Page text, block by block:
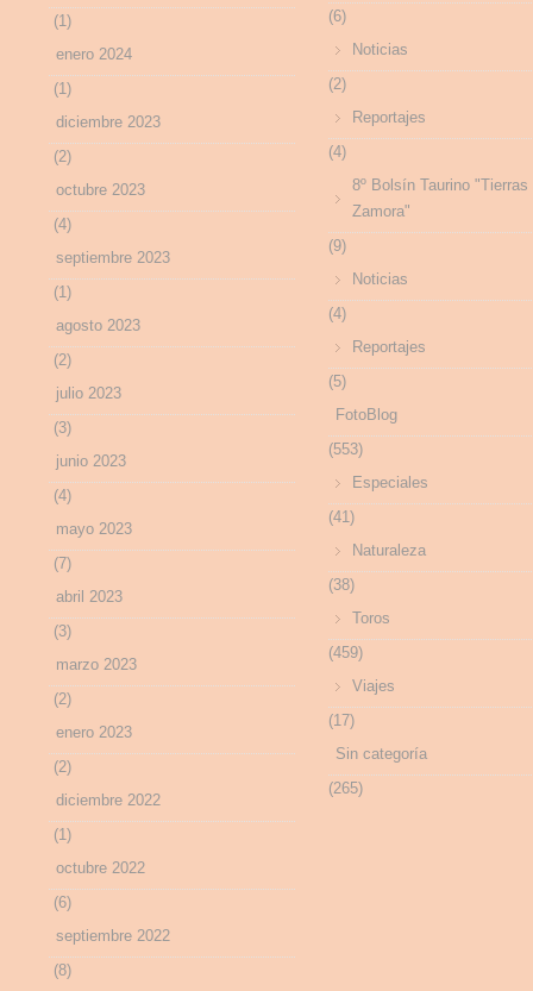
(1)
enero 2024
(1)
diciembre 2023
(2)
octubre 2023
(4)
septiembre 2023
(1)
agosto 2023
(2)
julio 2023
(3)
junio 2023
(4)
mayo 2023
(7)
abril 2023
(3)
marzo 2023
(2)
enero 2023
(2)
diciembre 2022
(1)
octubre 2022
(6)
septiembre 2022
(8)
(6)
Noticias
(2)
Reportajes
(4)
8º Bolsín Taurino "Tierras
Zamora"
(9)
Noticias
(4)
Reportajes
(5)
FotoBlog
(553)
Especiales
(41)
Naturaleza
(38)
Toros
(459)
Viajes
(17)
Sin categoría
(265)